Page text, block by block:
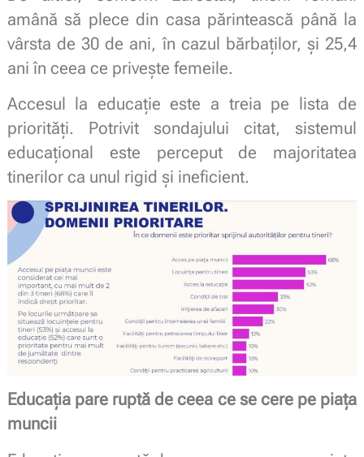
amână să plece din casa părintească până la
vârsta de 30 de ani, în cazul bărbaților, și 25,4
ani în ceea ce privește femeile.
Accesul la educație este a treia pe lista de
priorități. Potrivit sondajului citat, sistemul
educațional este perceput de majoritatea
tinerilor ca unul rigid și ineficient.
Educația pare ruptă de ceea ce se cere pe piața
muncii